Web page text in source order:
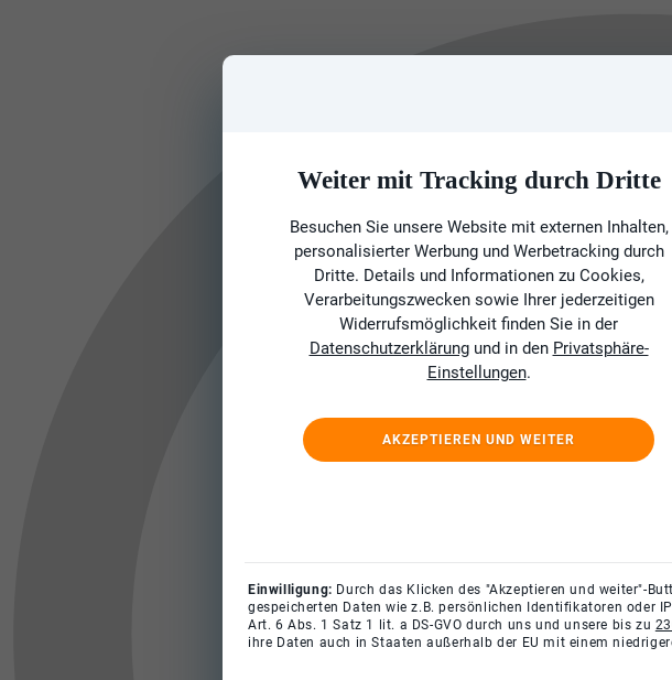
Weiter mit Tracking durch Dritte
Besuchen Sie unsere Website mit externen Inhalten,
personalisierter Werbung und Werbetracking durch
Dritte. Details und Informationen zu Cookies,
Verarbeitungszwecken sowie Ihrer jederzeitigen
Widerrufsmöglichkeit finden Sie in der
Datenschutzerklärungund in den Privatsphäre-
Einstellungen.
AKZEPTIEREN UND WEITER
Einwilligung: Durch das Klicken des "Akzeptieren und weiter"-
gespeicherten Daten wie z.B. persönlichen Identifikatoren oder
Art. 6 Abs. 1 Satz 1 lit. a DS-GVO durch uns und unsere bis zu
ihre Daten auch in Staaten außerhalb der EU mit einem